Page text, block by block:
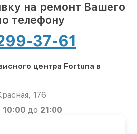
на ремонт Вашего
телефону
37-61
центра Fortuna в
176
10:00 до 21:00